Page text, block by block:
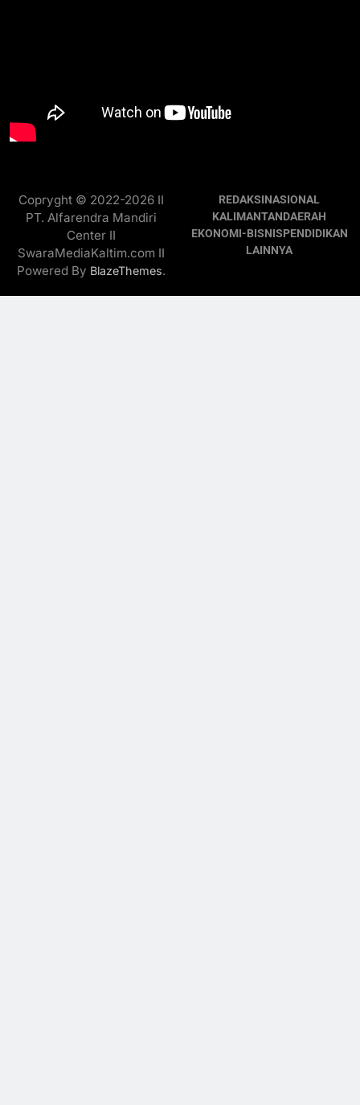
Copryght © 2022-2026 II
PT. Alfarendra Mandiri
Center II
SwaraMediaKaltim.com II
Powered By BlazeThemes.
REDAKSINASIONAL
KALIMANTANDAERAH
EKONOMI-BISNISPENDIDIKAN
LAINNYA